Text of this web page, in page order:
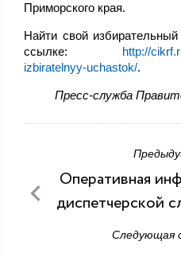
Приморского края.
Найти свой
ссылке: http://
izbiratelnyy-uchastok/.
Пресс-служба
Оперативная
диспетчерской
Следующая